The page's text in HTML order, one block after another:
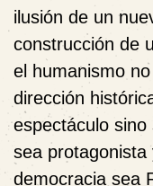
ilusión de un
construcción de
el humanismo
dirección
espectáculo
sea
democracia sea